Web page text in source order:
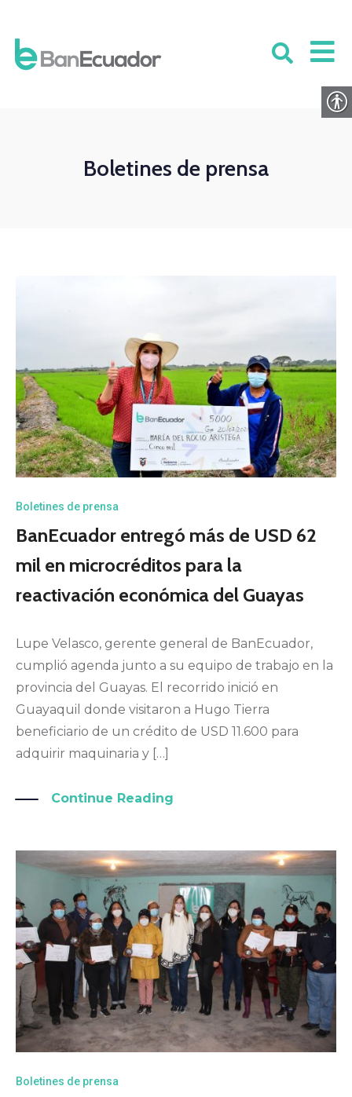
Boletines de prensa
Boletines de prensa
BanEcuador entregó más de USD 62
mil en microcréditos para la
reactivación económica del Guayas
Lupe Velasco, gerente general de BanEcuador,
cumplió agenda junto a su equipo de trabajo en la
provincia del Guayas. El recorrido inició en
Guayaquil donde visitaron a Hugo Tierra
beneficiario de un crédito de USD 11.600 para
adquirir maquinaria y […]
Continue Reading
Boletines de prensa